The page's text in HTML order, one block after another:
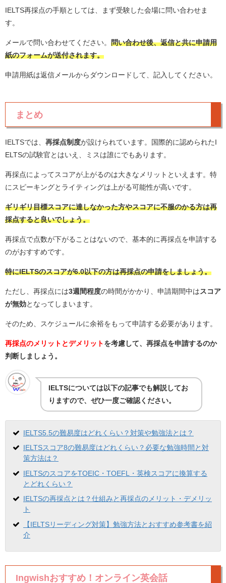
IELTS再採点の手順としては、まず受験した会場に問い合わせま
す。
メールで問い合わせてください。 問い合わせ後、返信と共に申請用
紙のフォームが送付されます。
申請用紙は返信メールからダウンロードして、記入してください。
まとめ
IELTSでは、 再採点制度が設けられています。国際的に認められたI
ELTSの試験官とはいえ、ミスは誰にでもあります。
再採点によってスコアが上がるのは大きなメリットといえます。特
にスピーキングとライティングは上がる可能性が高いです。
ギリギリ目標スコアに達しなかった方やスコアに不服のかる方は再
採点すると良いでしょう。
再採点で点数が下がることはないので、基本的に再採点を申請する
のがおすすめです。
特にIELTSのスコアが6.0以下の方は再採点の申請をしましょう。
ただし、再採点には3週間程度の時間がかかり、申請期間中は スコア
が無効となってしまいます。
そのため、スケジュールに余裕をもって申請する必要があります。
再採点のメリットとデメリット を考慮して、再採点を申請するのか
判断しましょう。
IELTSについては以下の記事でも解説してお
りますので、ぜひ一度ご確認ください。
IELTS5.5の難易度はどれくらい？対策や勉強法とは？
IELTSスコア8の難易度はどれくらい？必要な勉強時間と対
策方法は？
IELTSのスコアをTOEIC・TOEFL・英検スコアに換算する
とどれくらい？
IELTSの再採点とは？仕組みと再採点のメリット・デメリッ
ト
【IELTSリーディング対策】勉強方法とおすすめ参考書を紹
介
Ingwishおすすめ！オンライン英会話